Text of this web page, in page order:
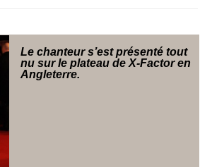
Le chanteur s’est présenté tout
nu sur le plateau de X-Factor en
Angleterre.